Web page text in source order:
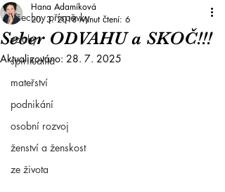
Všechny příspěvky
vztahy
spiritualita
mateřství
podnikání
osobní rozvoj
ženství a ženskost
ze života
Seber ODVAHU a SKOČ!!!
Hana Adamíková
20. 3. 2018 Minut čtení: 6
Aktualizováno: 28. 7. 2025